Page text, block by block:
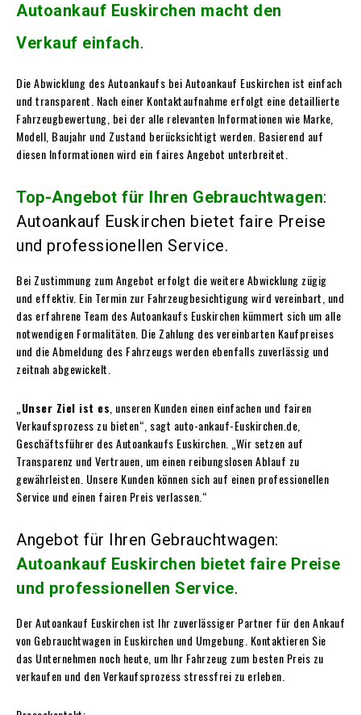
Autoankauf Euskirchen macht den
Verkauf einfach.
Die Abwicklung des Autoankaufs bei Autoankauf Euskirchen ist einfach
und transparent. Nach einer Kontaktaufnahme erfolgt eine detaillierte
Fahrzeugbewertung, bei der alle relevanten Informationen wie Marke,
Modell, Baujahr und Zustand berücksichtigt werden. Basierend auf
diesen Informationen wird ein faires Angebot unterbreitet.
Top-Angebot für Ihren Gebrauchtwagen:
Autoankauf Euskirchen bietet faire Preise
und professionellen Service.
Bei Zustimmung zum Angebot erfolgt die weitere Abwicklung zügig
und effektiv. Ein Termin zur Fahrzeugbesichtigung wird vereinbart, und
das erfahrene Team des Autoankaufs Euskirchen kümmert sich um alle
notwendigen Formalitäten. Die Zahlung des vereinbarten Kaufpreises
und die Abmeldung des Fahrzeugs werden ebenfalls zuverlässig und
zeitnah abgewickelt.
„Unser Ziel ist es, unseren Kunden einen einfachen und fairen
Verkaufsprozess zu bieten“, sagt auto-ankauf-Euskirchen.de,
Geschäftsführer des Autoankaufs Euskirchen. „Wir setzen auf
Transparenz und Vertrauen, um einen reibungslosen Ablauf zu
gewährleisten. Unsere Kunden können sich auf einen professionellen
Service und einen fairen Preis verlassen.“
Angebot für Ihren Gebrauchtwagen:
Autoankauf Euskirchen bietet faire Preise
und professionellen Service.
Der Autoankauf Euskirchen ist Ihr zuverlässiger Partner für den Ankauf
von Gebrauchtwagen in Euskirchen und Umgebung. Kontaktieren Sie
das Unternehmen noch heute, um Ihr Fahrzeug zum besten Preis zu
verkaufen und den Verkaufsprozess stressfrei zu erleben.